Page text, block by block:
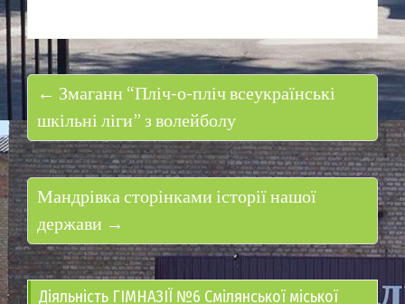
← Змаганн “Пліч-о-пліч всеукраїнські
шкільні ліги” з волейболу
Мандрівка сторінками історії нашої
держави →
Діяльність ГІМНАЗІЇ №6 Смілянської міської